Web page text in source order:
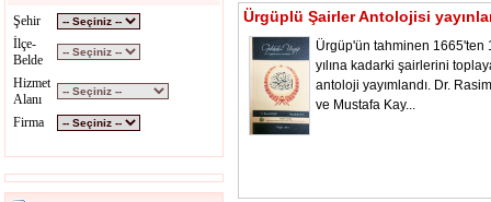
Şehir
İlçe-
Belde
Hizmet
Alanı
Firma
Ürgüplü Şairler Antolojisi
Ürgüp'ün tahminen 1665'ten
yılına kadarki şairlerini
antoloji yayımlandı. Dr.
ve Mustafa Kay...